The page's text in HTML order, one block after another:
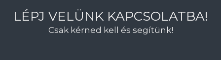
LÉPJ VELÜNK KAPCSOLATBA!
Csak kérned kell és segítünk!